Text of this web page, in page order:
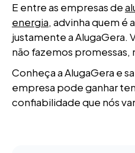
E entre as empresas de
energia, advinha quem é
justamente a AlugaGera.
não fazemos promessas,
Conheça a AlugaGera e
empresa pode ganhar
confiabilidade que nós